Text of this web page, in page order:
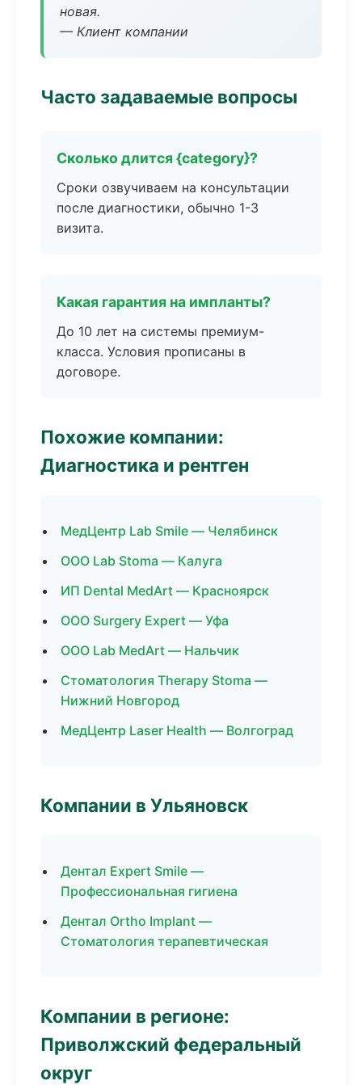
новая.
— Клиент компании
Часто задаваемые вопросы
Сколько длится {category}?
Сроки озвучиваем на консультации
после диагностики, обычно 1-3
визита.
Какая гарантия на импланты?
До 10 лет на системы премиум-
класса. Условия прописаны в
договоре.
Похожие компании:
Диагностика и рентген
МедЦентр Lab Smile — Челябинск
ООО Lab Stoma — Калуга
ИП Dental MedArt — Красноярск
ООО Surgery Expert — Уфа
ООО Lab MedArt — Нальчик
Стоматология Therapy Stoma —
Нижний Новгород
МедЦентр Laser Health — Волгоград
Компании в Ульяновск
Дентал Expert Smile —
Профессиональная гигиена
Дентал Ortho Implant —
Стоматология терапевтическая
Компании в регионе:
Приволжский федеральный
округ